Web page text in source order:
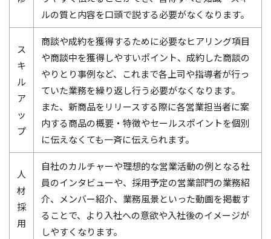
ルの質と内容を口頭で説する必要がなくなります。
ス
キ
ル
ア
ッ
プ
商談や成約を獲得するために必要なヒアリング項目
や商談中を獲得しやすいポイント、成約した商談の
やりとり事例など、これまで各上司や指導者が行っ
ていた業務を繰り返し行う必要がなくなります。
また、新商品をリリースする際に各営業担当者に案
内する商品の概要・特徴やセールスポイントを個別
に伝えなくても一斉に伝えられます。
人
材
採
用
自社のカルチャーや理想的な営業活動の例となる社
員のインタビューや、採用予定の営業部門の業務紹
介、メンバー紹介、業務風景といった動画を掲載す
ることで、より入社への意欲や入社後のイメージが
しやすくなります。